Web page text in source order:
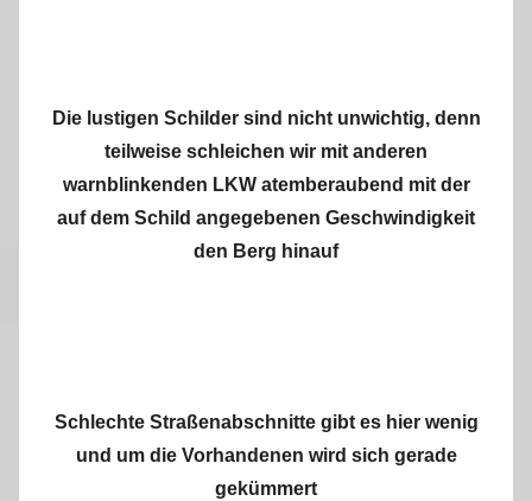
Die lustigen Schilder sind nicht unwichtig, denn
teilweise schleichen wir mit anderen
warnblinkenden LKW atemberaubend mit der
auf dem Schild angegebenen Geschwindigkeit
den Berg hinauf
Schlechte Straßenabschnitte gibt es hier wenig
und um die Vorhandenen wird sich gerade
gekümmert